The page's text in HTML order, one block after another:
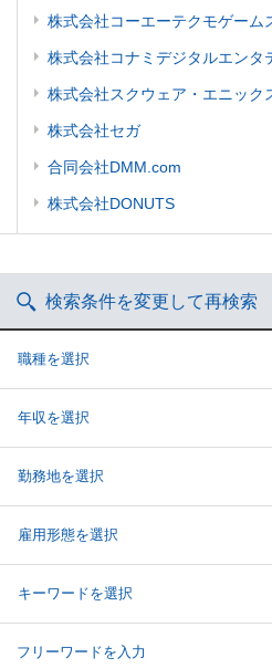
株式会社コーエーテクモゲーム
株式会社コナミデジタルエンタ
株式会社スクウェア・エニック
株式会社セガ
合同会社DMM.com
株式会社DONUTS
検索条件を変更して再検索
職種を選択
年収を選択
勤務地を選択
雇用形態を選択
キーワードを選択
フリーワードを入力